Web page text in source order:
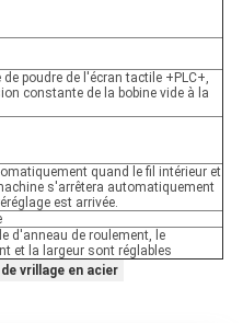
poudre de l'écran tactile +PLC+,
constante de la bobine vide à la
quand le fil intérieur et
s'arrêtera automatiquement
est arrivée.
d'anneau de roulement, le
et la largeur sont réglables
vrillage en acier